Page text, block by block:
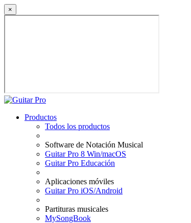
×
Productos
Todos los productos
Software de Notación Musical
Guitar Pro 8 Win/macOS
Guitar Pro Educación
Aplicaciones móviles
Guitar Pro iOS/Android
Partituras musicales
MySongBook